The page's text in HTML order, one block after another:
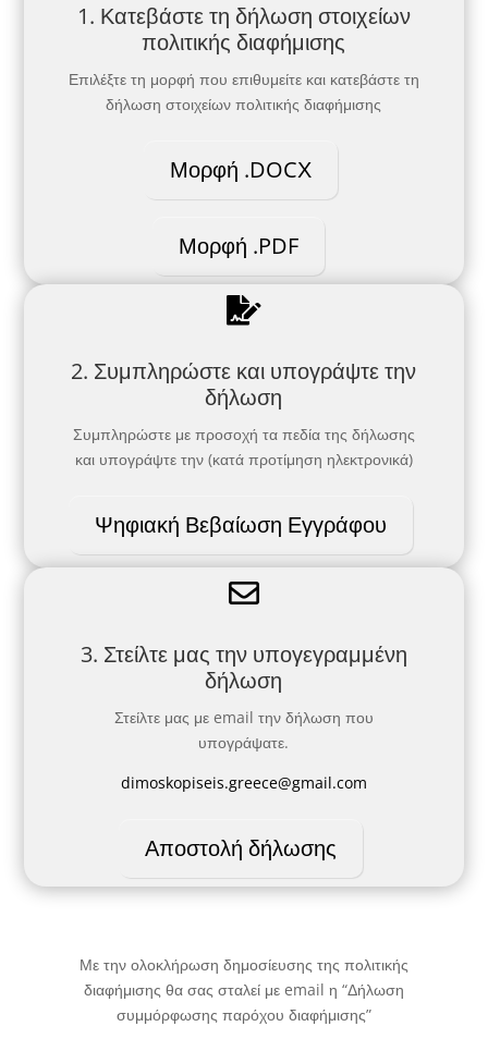
1. Κατεβάστε τη δήλωση στοιχείων
πολιτικής διαφήμισης
Επιλέξτε τη μορφή που επιθυμείτε και κατεβάστε τη
δήλωση στοιχείων πολιτικής διαφήμισης
Μορφή .DOCΧ
Μορφή .PDF

2. Συμπληρώστε και υπογράψτε την
δήλωση
Συμπληρώστε με προσοχή τα πεδία της δήλωσης
και υπογράψτε την (κατά προτίμηση ηλεκτρονικά)
Ψηφιακή Βεβαίωση Εγγράφου

3. Στείλτε μας την υπογεγραμμένη
δήλωση
Στείλτε μας με email την δήλωση που
υπογράψατε.
dimoskopiseis.greece@gmail.com
Αποστολή δήλωσης
Με την ολοκλήρωση δημοσίευσης της πολιτικής
διαφήμισης θα σας σταλεί με email η “Δήλωση
συμμόρφωσης παρόχου διαφήμισης”